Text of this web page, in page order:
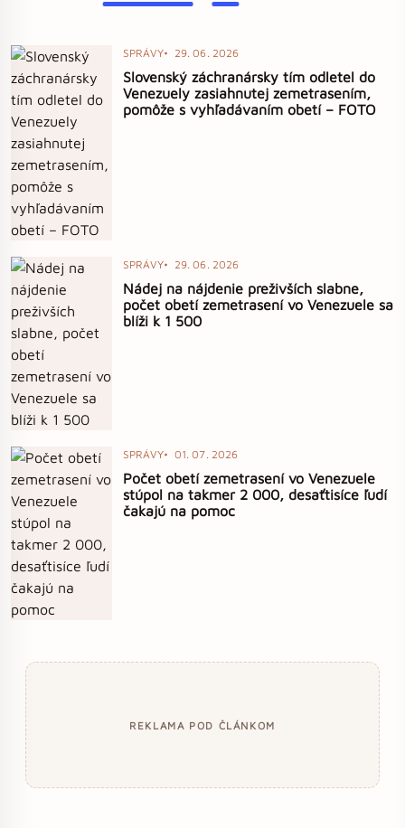
SPRÁVY 29. 06. 2026
Slovenský záchranársky tím odletel do
Venezuely zasiahnutej zemetrasením,
pomôže s vyhľadávaním obetí – FOTO
SPRÁVY 29. 06. 2026
Nádej na nájdenie preživších slabne,
počet obetí zemetrasení vo Venezuele sa
blíži k 1 500
SPRÁVY 01. 07. 2026
Počet obetí zemetrasení vo Venezuele
stúpol na takmer 2 000, desaťtisíce ľudí
čakajú na pomoc
REKLAMA POD ČLÁNKOM